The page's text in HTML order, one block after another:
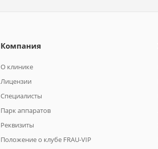
Компания
О клинике
Лицензии
Специалисты
Парк аппаратов
Реквизиты
Положение о клубе FRAU-VIP